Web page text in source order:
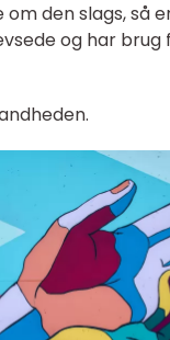
den slags, så
og har